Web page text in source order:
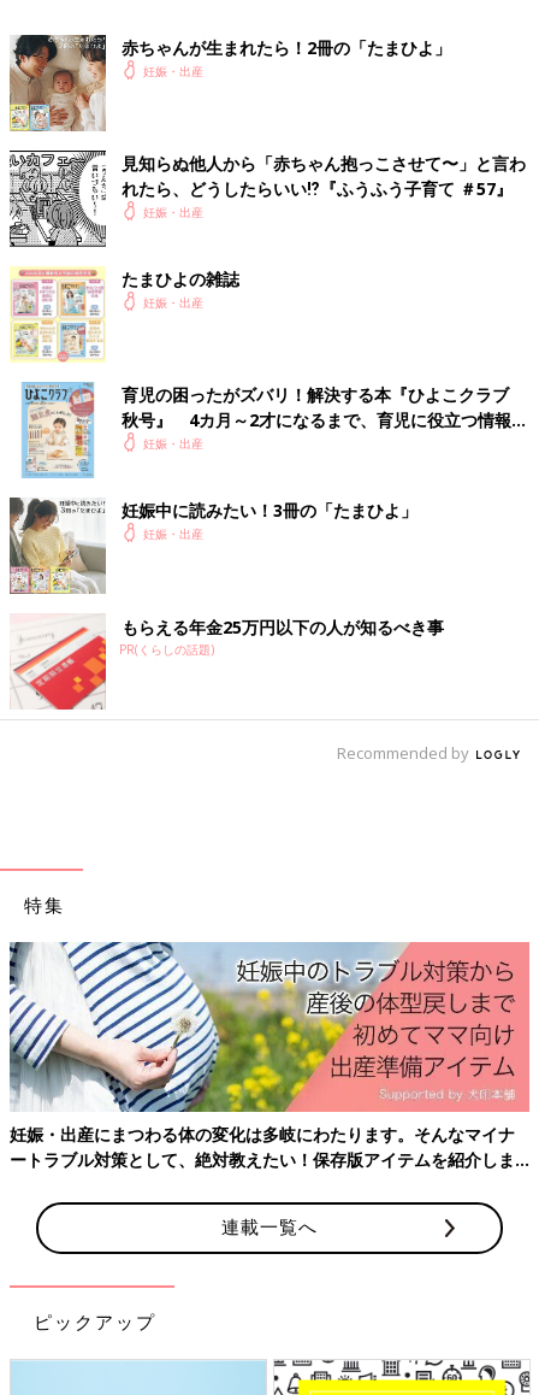
ママやパパはそのたびに、抱っこや授乳などをして、きちんと答
えてあげましょう。そのことで、親子の信頼関係がはぐくまれて
いきます。
に使える！泣きやませテク8選
産後のお世話で困ったことランキングで、必ず
と言っていいほど上位に入ってくるのが「泣き
いて、不安なことはすぐに聞けますが、退院し
てからは育児でわからないことがあっても、す
ぐに聞ける人がいなくなります。
首すわり前の赤ちゃん‟ここだけは気をつけて”リス
ト
赤ちゃんの事故を防ぐために、ママやパパが注意すべきことをま
とめました。妊娠中にママとパパと2人で予習して、赤ちゃんの
安全を守りましょう。
☑きちんと首を支える
生まれてすぐの赤ちゃんの首は、骨格と筋肉が未発達で、頭がグ
ラグラしています。そのため抱っこするときは、首をしっかり支
えて抱っこすることが大切です。生後3カ月くらいになると、
徐々に首がすわってきます。
☑急に強く手足を引っ張らない
赤ちゃんの骨はやわらかく、関節が緩いので扱いはていねいに。
急に強く引っ張るのはNGです。股関節はM字型が自然な形。無
理に引っ張ると股関節脱臼の原因になるので注意して。
らせるのは×。窒息につながることがあります。
赤ちゃんを強く急激な速度でゆすったり、豪快に振り回すのは絶
対に×！赤ちゃんに重大な障害を及ぼす‟乳幼児揺さぶられ症候
群“の危険につながります。
☑落下してきそうなものを置かない
赤ちゃんを寝かせるときは、頭上に落ちてきそうなものがない
か、十分にチェックを。ベビーベッドに設置するメリーも、万一
のことを考えて、赤ちゃんの足側に設置しましょう。
首がすわる前の赤ちゃんにとって最も危険なのが窒息です。ぬい
ぐるみやポリ袋など、一見危険そうに見えないものでも、赤ちゃ
Ｋ？ おんぶは？
赤ちゃんが生まれたら！2冊の「たまひよ」
妊娠・出産
見知らぬ他人から「赤ちゃん抱っこさせて〜」と言わ
れたら、どうしたらいい⁉︎『ふうふう子育て ＃57』
妊娠・出産
たまひよの雑誌
妊娠・出産
育児の困ったがズバリ！解決する本『ひよこクラブ
秋号』 4カ月～2才になるまで、育児に役立つ情報が
いっぱい！
妊娠・出産
妊娠中に読みたい！3冊の「たまひよ」
妊娠・出産
もらえる年金25万円以下の人が知るべき事
PR(くらしの話題)
Recommended by
特集
妊娠・出産にまつわる体の変化は多岐にわたります。そんなマイナ
ートラブル対策として、絶対教えたい！保存版アイテムを紹介しま
連載一覧へ
ピックアップ